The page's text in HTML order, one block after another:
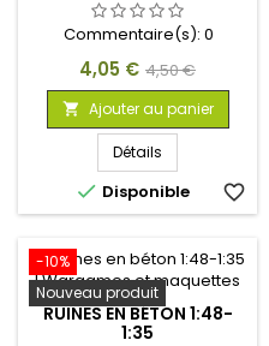
Commentaire(s): 0
Prix
4,05 € Prix
de
base
4,50 €
 Ajouter au panier
Détails
 Disponible favorite_border
-10%
Nouveau produit
RUINES EN BÉTON 1:48-
1:35